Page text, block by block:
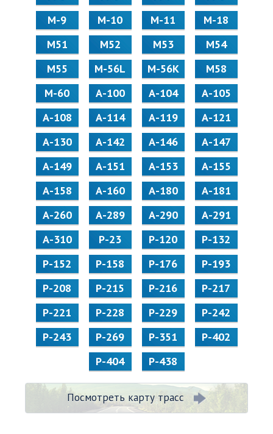
М-9
М-10 М-11
М-18
М51
М52 М53
М54
М55
M-56L M-56K
М58
M-60
А-100 А-104
А-105
А-108
А-114 А-119
А-121
А-130
А-142 А-146
А-147
А-149
А-151 А-153
А-155
А-158
А-160 А-180
А-181
А-260
А-289 А-290
А-291
А-310
Р-23 Р-120
Р-132
Р-152
Р-158 Р-176
Р-193
Р-208
Р-215 Р-216
Р-217
Р-221
Р-228 Р-229
Р-242
Р-243
Р-269 Р-351
Р-402
Р-404
Р-438
Посмотреть карту трасс